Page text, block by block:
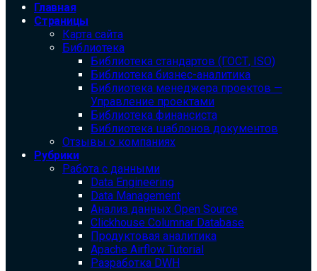
Главная
Страницы
Карта сайта
Библиотека
Библиотека cтандартов (ГОСТ, ISO)
Библиотека бизнес-аналитика
Библиотека менеджера проектов —
Управление проектами
Библиотека финансиста
Библиотека шаблонов документов
Отзывы о компаниях
Рубрики
Работа с данными
Data Engineering
Data Management
Анализ данных Open Source
Clickhouse Columnar Database
Продуктовая аналитика
Apache Airflow Tutorial
Разработка DWH